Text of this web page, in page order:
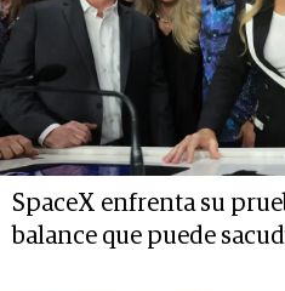
SpaceX enfrenta su
balance que puede